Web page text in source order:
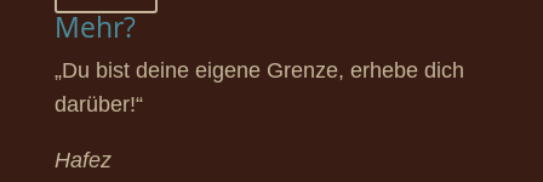
Mehr?
„Du bist deine eigene Grenze, erhebe dich
darüber!“
Hafez